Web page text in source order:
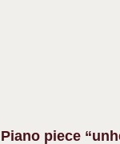
Piano piece